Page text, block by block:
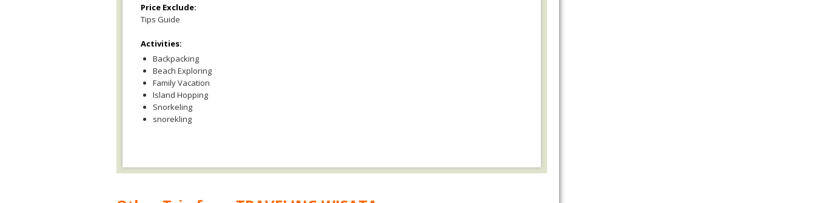
Price Exclude:
Tips Guide
Activities:
Backpacking
Beach Exploring
Family Vacation
Island Hopping
Snorkeling
snorekling